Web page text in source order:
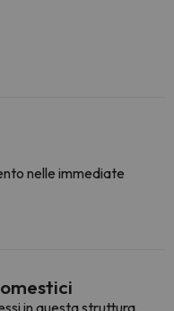
nelle immediate
in questa struttura.